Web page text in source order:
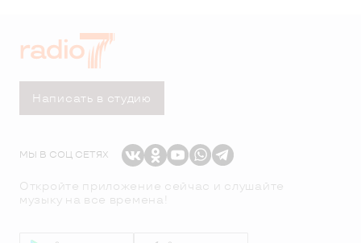
Написать в студию
МЫ В СОЦ СЕТЯХ
Откройте приложение сейчас и слушайте
музыку на все времена!